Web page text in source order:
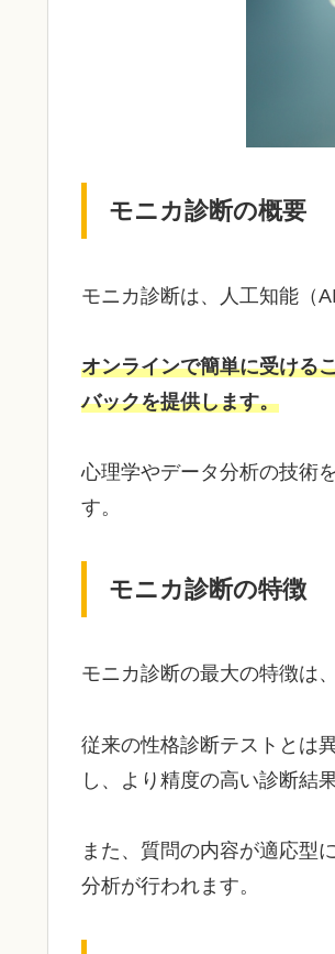
モニカ診断の概要
モニカ診断は、人工知能（
オンラインで簡単に受ける
バックを提供します。
心理学やデータ分析の技術
す。
モニカ診断の特徴
モニカ診断の最大の特徴は
従来の性格診断テストとは
し、より精度の高い診断結
また、質問の内容が適応型
分析が行われます。